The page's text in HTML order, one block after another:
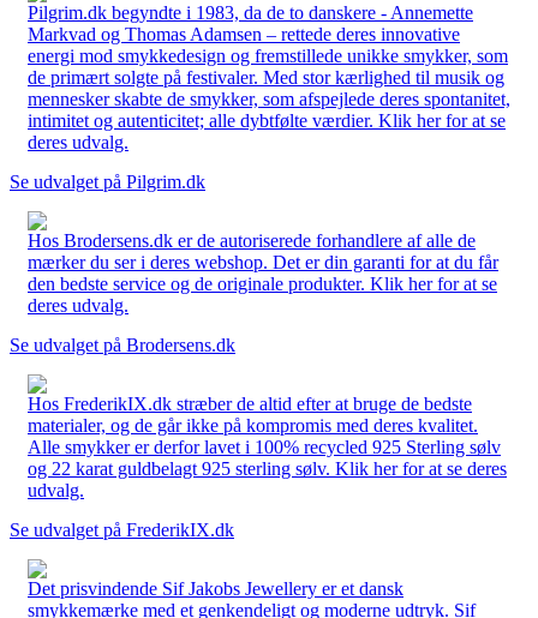
Pilgrim.dk begyndte i 1983, da de to danskere - Annemette
Markvad og Thomas Adamsen – rettede deres innovative
energi mod smykkedesign og fremstillede unikke smykker, som
de primært solgte på festivaler. Med stor kærlighed til musik og
mennesker skabte de smykker, som afspejlede deres spontanitet,
intimitet og autenticitet; alle dybtfølte værdier. Klik her for at se
deres udvalg.
Se udvalget på Pilgrim.dk
Hos Brodersens.dk er de autoriserede forhandlere af alle de
mærker du ser i deres webshop. Det er din garanti for at du får
den bedste service og de originale produkter. Klik her for at se
deres udvalg.
Se udvalget på Brodersens.dk
Hos FrederikIX.dk stræber de altid efter at bruge de bedste
materialer, og de går ikke på kompromis med deres kvalitet.
Alle smykker er derfor lavet i 100% recycled 925 Sterling sølv
og 22 karat guldbelagt 925 sterling sølv. Klik her for at se deres
udvalg.
Se udvalget på FrederikIX.dk
Det prisvindende Sif Jakobs Jewellery er et dansk
smykkemærke med et genkendeligt og moderne udtryk. Sif